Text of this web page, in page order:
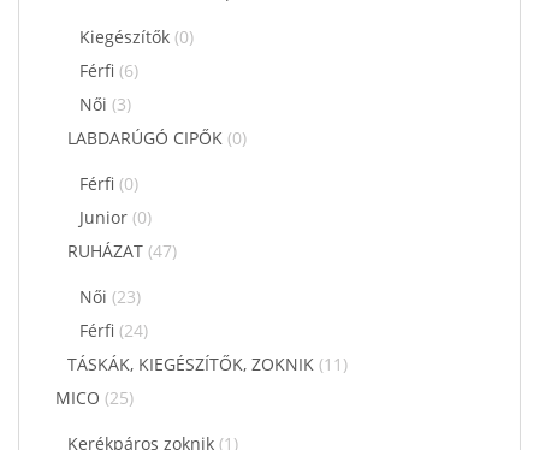
Kiegészítők (0)
Férfi (6)
Női (3)
LABDARÚGÓ CIPŐK (0)
Férfi (0)
Junior (0)
RUHÁZAT (47)
Női (23)
Férfi (24)
TÁSKÁK, KIEGÉSZÍTŐK, ZOKNIK (11)
MICO (25)
Kerékpáros zoknik (1)